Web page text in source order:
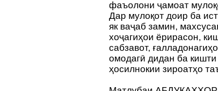
фаъолони ҷамоат
Дар мулоқот доир ба
як ваҷаб замин,
хоҷагиҳои ёрирасон,
сабзавот,
омодагӣ дидан ба
ҳосилнокии зироатҳо